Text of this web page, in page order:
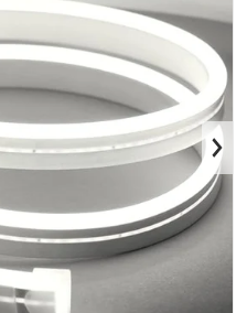
contenido